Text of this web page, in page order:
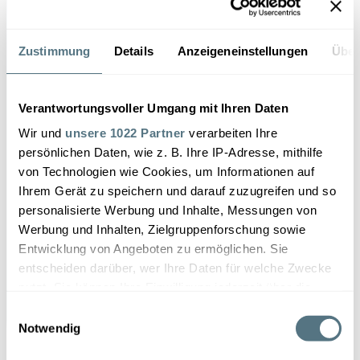
Zustimmung Details Anzeigeneinstellungen
Verantwortungsvoller Umgang mit Ihren Daten
Wir und unsere 1022 Partner verarbeiten Ihre
persönlichen Daten, wie z. B. Ihre IP-Adresse, mithilfe
von Technologien wie Cookies, um Informationen auf
Ihrem Gerät zu speichern und darauf zuzugreifen und so
personalisierte Werbung und Inhalte, Messungen von
Werbung und Inhalten, Zielgruppenforschung sowie
Entwicklung von Angeboten zu ermöglichen. Sie
entscheiden darüber, wer Ihre Daten für welche Zwecke
Trigger Symbol ändern oder widerrufen
Notwendig
Sportprothesen